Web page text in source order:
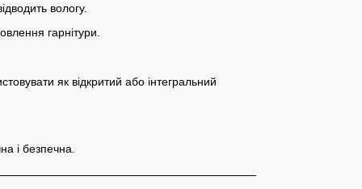
вологу.
гарнітури.
як відкритий або інтегральний
і безпечна.